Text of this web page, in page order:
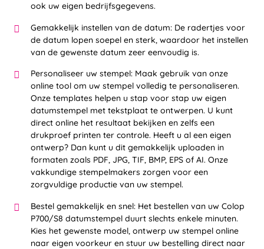
ook uw eigen bedrijfsgegevens.
Gemakkelijk instellen van de datum: De radertjes voor
de datum lopen soepel en sterk, waardoor het instellen
van de gewenste datum zeer eenvoudig is.
Personaliseer uw stempel: Maak gebruik van onze
online tool om uw stempel volledig te personaliseren.
Onze templates helpen u stap voor stap uw eigen
datumstempel met tekstplaat te ontwerpen. U kunt
direct online het resultaat bekijken en zelfs een
drukproef printen ter controle. Heeft u al een eigen
ontwerp? Dan kunt u dit gemakkelijk uploaden in
formaten zoals PDF, JPG, TIF, BMP, EPS of AI. Onze
vakkundige stempelmakers zorgen voor een
zorgvuldige productie van uw stempel.
Bestel gemakkelijk en snel: Het bestellen van uw Colop
P700/S8 datumstempel duurt slechts enkele minuten.
Kies het gewenste model, ontwerp uw stempel online
naar eigen voorkeur en stuur uw bestelling direct naar